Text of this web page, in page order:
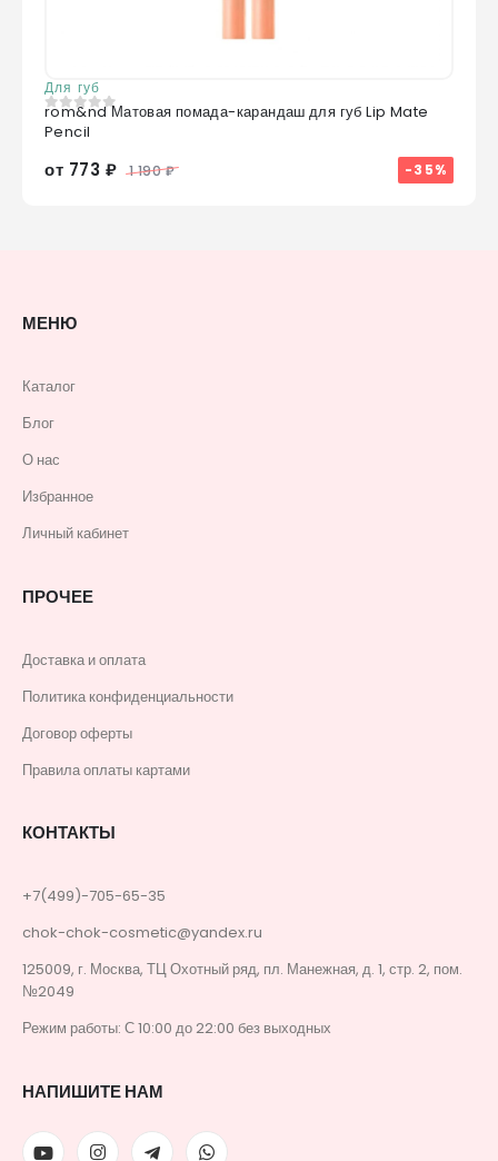
Для губ
0из 5
rom&nd Матовая помада-карандаш для губ Lip Mate
Pencil
от 773 ₽ 1 190 ₽ -35%
МЕНЮ
Каталог
Блог
О нас
Избранное
Личный кабинет
ПРОЧЕЕ
Доставка и оплата
Политика конфиденциальности
Договор оферты
Правила оплаты картами
КОНТАКТЫ
+7(499)-705-65-35
chok-chok-cosmetic@yandex.ru
125009, г. Москва, ТЦ Охотный ряд, пл. Манежная, д. 1, стр. 2, пом.
№2049
Режим работы: С 10:00 до 22:00 без выходных
НАПИШИТЕ НАМ